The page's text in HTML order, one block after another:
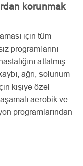
korunmak
için tüm
programlarını
atlatmış
ağrı, solunum
kişiye özel
aerobik ve
programlarından